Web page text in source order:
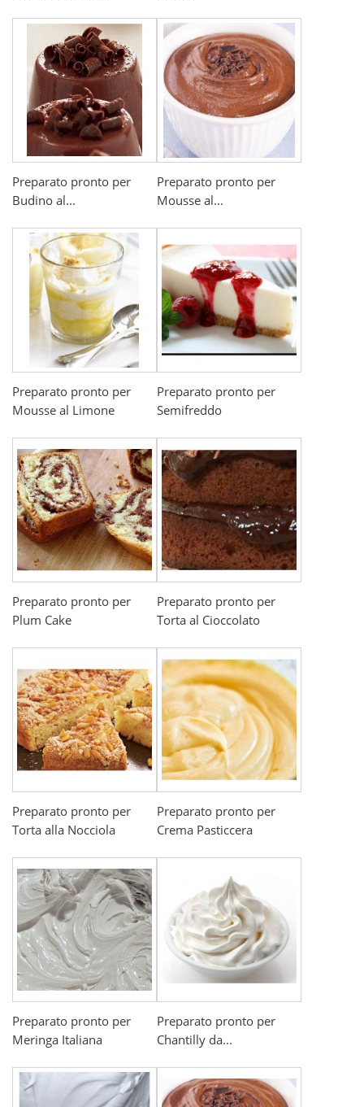
Preparato pronto per
Budino al...
Preparato pronto per
Mousse al...
Preparato pronto per
Mousse al Limone
Preparato pronto per
Semifreddo
Preparato pronto per
Plum Cake
Preparato pronto per
Torta al Cioccolato
Preparato pronto per
Torta alla Nocciola
Preparato pronto per
Crema Pasticcera
Preparato pronto per
Meringa Italiana
Preparato pronto per
Chantilly da...